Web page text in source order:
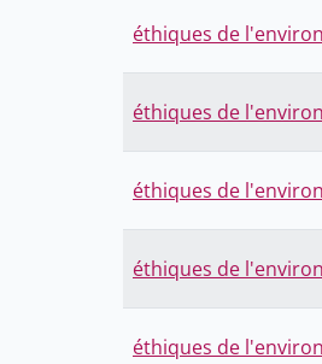
éthiques de
éthiques de
éthiques de
éthiques de
éthiques de